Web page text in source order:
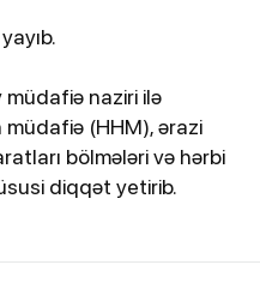
naziri ilə
(HHM), ərazi
bölmələri və hərbi
diqqət yetirib.